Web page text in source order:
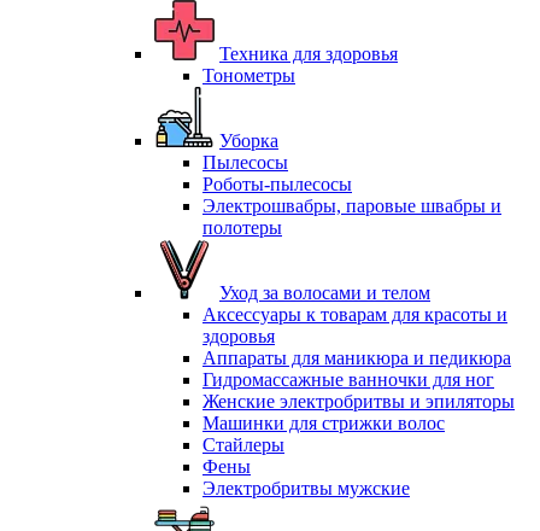
Техника для здоровья
Тонометры
Уборка
Пылесосы
Роботы-пылесосы
Электрошвабры, паровые швабры и
полотеры
Уход за волосами и телом
Аксессуары к товарам для красоты и
здоровья
Аппараты для маникюра и педикюра
Гидромассажные ванночки для ног
Женские электробритвы и эпиляторы
Машинки для стрижки волос
Стайлеры
Фены
Электробритвы мужские